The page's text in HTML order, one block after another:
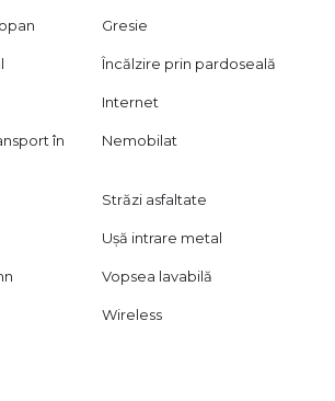
Gresie
Încălzire prin pardoseală
Internet
în
Nemobilat
Străzi asfaltate
Ușă intrare metal
Vopsea lavabilă
Wireless